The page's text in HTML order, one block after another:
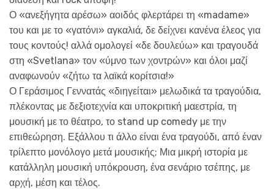
Ο «ανεξήγητα αρέσω» αοιδός φλερτάρει τη «madame»
του και με το «γατόνι» αγκαλιά, δε δείχνει κανένα έλεος για
τους κοντούς! αλλά ομολογεί «δε δουλεύω» και τραγουδά
στη «Svetlana» τον «ύμνο των χοντρών» και όλοι μαζί
αναφωνούν «ζήτω τα λαϊκά κορίτσια!»
Ο Γεράσιμος Γεννατάς «διηγείται» μελωδικά τα τραγούδια,
πλέκοντας με δεξιοτεχνία και υποκριτική μαεστρία, τη
μουσική με το θέατρο, το stand up comedy με την
επιθεώρηση. Εξάλλου τι άλλο είναι ένα τραγούδι, από έναν
τρίλεπτο μονόλογο μετά μουσικής; Μια μικρή ιστορία με
κατάλληλη μουσική υπόκρουση, ένα σενάριο τσέπης, με
αρχή, μέση και τέλος.